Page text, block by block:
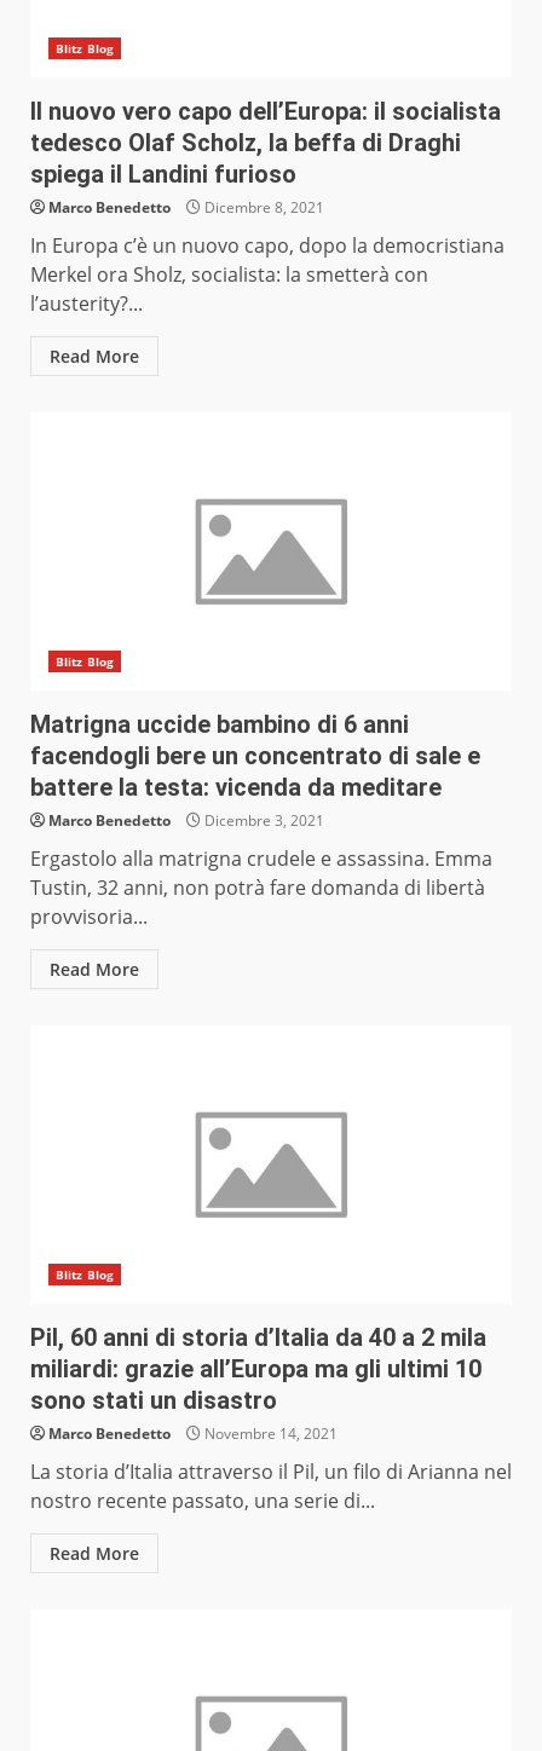
Blitz Blog
Il nuovo vero capo dell’Europa: il socialista
tedesco Olaf Scholz, la beffa di Draghi
spiega il Landini furioso
Marco Benedetto Dicembre 8, 2021
In Europa c’è un nuovo capo, dopo la democristiana
Merkel ora Sholz, socialista: la smetterà con
l’austerity?...
Read More
Blitz Blog
Matrigna uccide bambino di 6 anni
facendogli bere un concentrato di sale e
battere la testa: vicenda da meditare
Marco Benedetto Dicembre 3, 2021
Ergastolo alla matrigna crudele e assassina. Emma
Tustin, 32 anni, non potrà fare domanda di libertà
provvisoria...
Read More
Blitz Blog
Pil, 60 anni di storia d’Italia da 40 a 2 mila
miliardi: grazie all’Europa ma gli ultimi 10
sono stati un disastro
Marco Benedetto Novembre 14, 2021
La storia d’Italia attraverso il Pil, un filo di Arianna nel
nostro recente passato, una serie di...
Read More